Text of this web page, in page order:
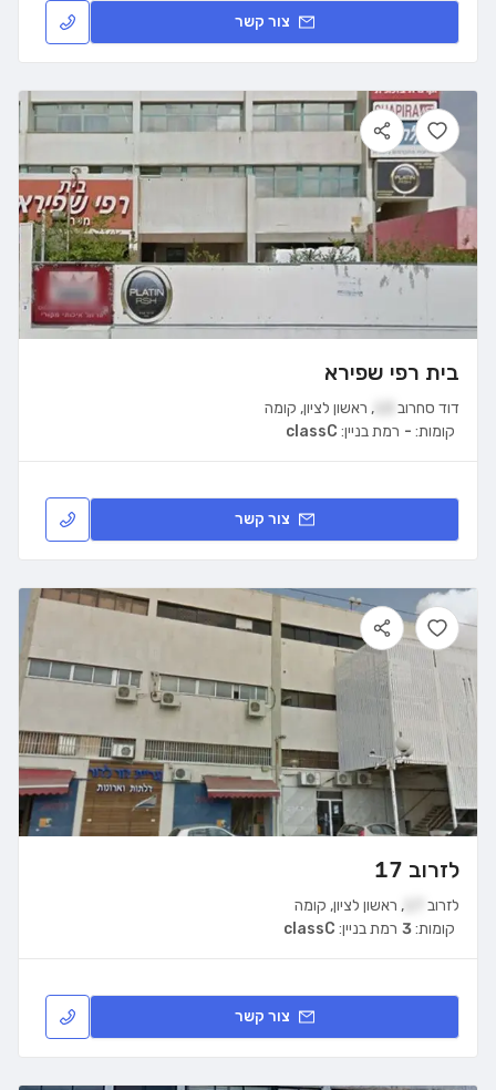
צור קשר
בית רפי שפירא
דוד סחרוב , ראשון לציון, קומה
רמת בניין: classC קומות: -
צור קשר
לזרוב 17
לזרוב , ראשון לציון, קומה
רמת בניין: classC קומות:3
צור קשר